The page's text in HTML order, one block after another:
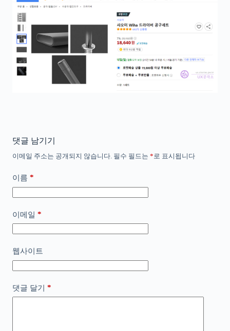
댓글 남기기
이메일 주소는 공개되지 않습니다. 필수 필드는 *로 표시됩니다
이름 *
이메일 *
웹사이트
댓글 달기 *